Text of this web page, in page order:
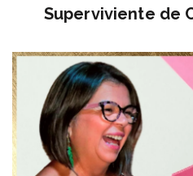
Superviviente de